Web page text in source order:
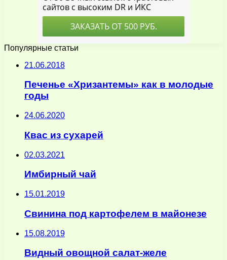
Популярные статьи
21.06.2018
Печенье «Хризантемы» как в молодые
годы
24.06.2020
Квас из сухарей
02.03.2021
Имбирный чай
15.01.2019
Свинина под картофелем в майонезе
15.08.2019
Видный овощной салат-желе